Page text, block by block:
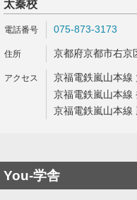
太秦校
075-873-3173
京都府京都市右京
京福電鉄嵐山本線
京福電鉄嵐山本線
京福電鉄嵐山本線
You-学舎